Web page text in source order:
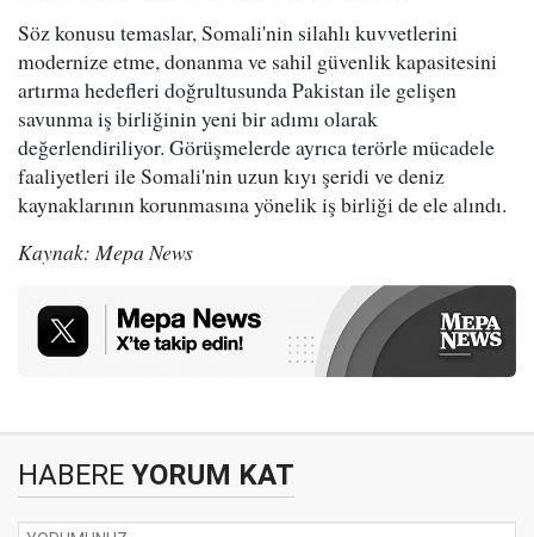
Söz konusu temaslar, Somali'nin silahlı kuvvetlerini
modernize etme, donanma ve sahil güvenlik kapasitesini
artırma hedefleri doğrultusunda Pakistan ile gelişen
savunma iş birliğinin yeni bir adımı olarak
değerlendiriliyor. Görüşmelerde ayrıca terörle mücadele
faaliyetleri ile Somali'nin uzun kıyı şeridi ve deniz
kaynaklarının korunmasına yönelik iş birliği de ele alındı.
Kaynak: Mepa News
HABERE YORUM KAT